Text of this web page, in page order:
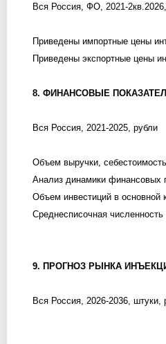
Вся Россия, ФО, 2021-
Приведены импортные цены
Приведены экспортные цены
8. ФИНАНСОВЫЕ
Вся Россия, 2021-2025, рубли
Объем выручки,
Анализ динамики финансовых
Объем инвестиций в основной
Среднесписочная численность
9. ПРОГНОЗ РЫНКА
Вся Россия, 2026-2036,